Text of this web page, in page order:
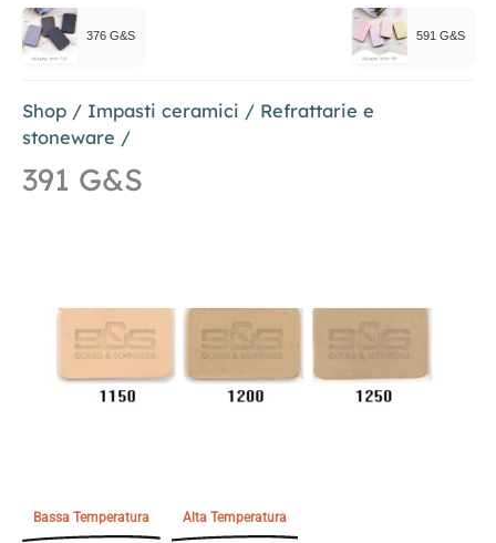
376 G&S 591 G&S
Shop / Impasti ceramici / Refrattarie e
stoneware /
Bassa Temperatura Alta Temperatura
391 G&S